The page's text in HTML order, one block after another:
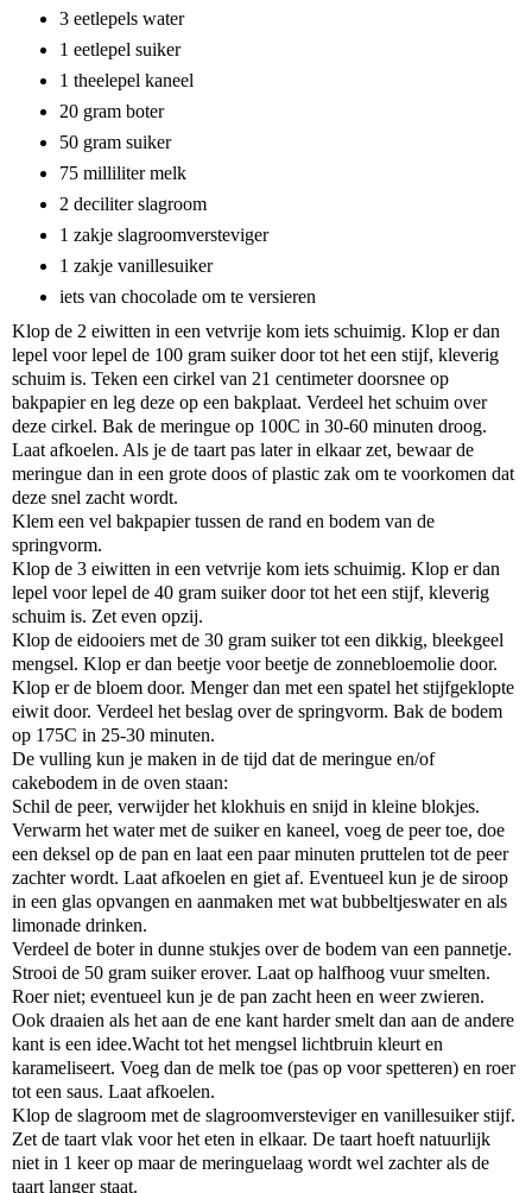
3 eetlepels water
1 eetlepel suiker
1 theelepel kaneel
20 gram boter
50 gram suiker
75 milliliter melk
2 deciliter slagroom
1 zakje slagroomversteviger
1 zakje vanillesuiker
iets van chocolade om te versieren
Klop de 2 eiwitten in een vetvrije kom iets schuimig. Klop er dan
lepel voor lepel de 100 gram suiker door tot het een stijf, kleverig
schuim is. Teken een cirkel van 21 centimeter doorsnee op
bakpapier en leg deze op een bakplaat. Verdeel het schuim over
deze cirkel. Bak de meringue op 100C in 30-60 minuten droog.
Laat afkoelen. Als je de taart pas later in elkaar zet, bewaar de
meringue dan in een grote doos of plastic zak om te voorkomen dat
deze snel zacht wordt.
Klem een vel bakpapier tussen de rand en bodem van de
springvorm.
Klop de 3 eiwitten in een vetvrije kom iets schuimig. Klop er dan
lepel voor lepel de 40 gram suiker door tot het een stijf, kleverig
schuim is. Zet even opzij.
Klop de eidooiers met de 30 gram suiker tot een dikkig, bleekgeel
mengsel. Klop er dan beetje voor beetje de zonnebloemolie door.
Klop er de bloem door. Menger dan met een spatel het stijfgeklopte
eiwit door. Verdeel het beslag over de springvorm. Bak de bodem
op 175C in 25-30 minuten.
De vulling kun je maken in de tijd dat de meringue en/of
cakebodem in de oven staan:
Schil de peer, verwijder het klokhuis en snijd in kleine blokjes.
Verwarm het water met de suiker en kaneel, voeg de peer toe, doe
een deksel op de pan en laat een paar minuten pruttelen tot de peer
zachter wordt. Laat afkoelen en giet af. Eventueel kun je de siroop
in een glas opvangen en aanmaken met wat bubbeltjeswater en als
limonade drinken.
Verdeel de boter in dunne stukjes over de bodem van een pannetje.
Strooi de 50 gram suiker erover. Laat op halfhoog vuur smelten.
Roer niet; eventueel kun je de pan zacht heen en weer zwieren.
Ook draaien als het aan de ene kant harder smelt dan aan de andere
kant is een idee.Wacht tot het mengsel lichtbruin kleurt en
karameliseert. Voeg dan de melk toe (pas op voor spetteren) en roer
tot een saus. Laat afkoelen.
Klop de slagroom met de slagroomversteviger en vanillesuiker stijf.
Zet de taart vlak voor het eten in elkaar. De taart hoeft natuurlijk
niet in 1 keer op maar de meringuelaag wordt wel zachter als de
taart langer staat.